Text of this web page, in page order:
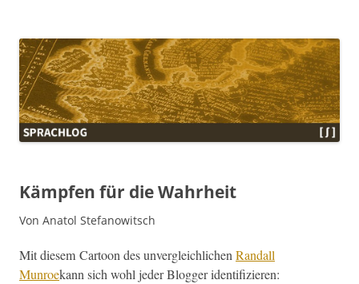
Kämpfen für die Wahrheit
Von Anatol Stefanowitsch
Mit diesem Car­toon des unver­gle­ich­lichenRan­dall
Munroekann sich wohl jed­er Blog­ger identifizieren: